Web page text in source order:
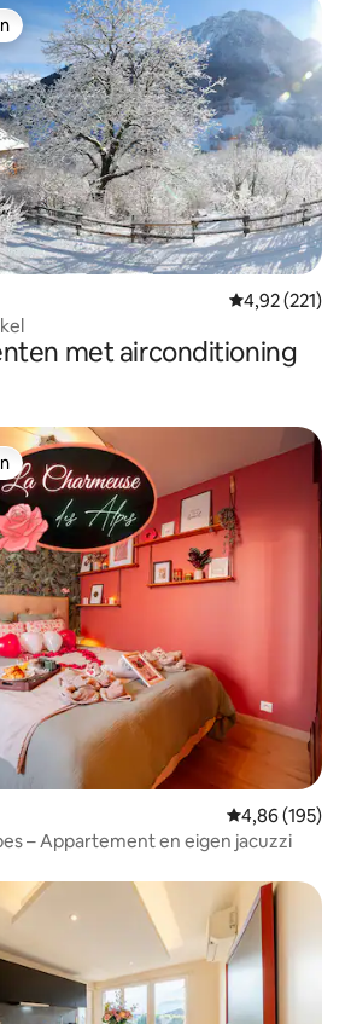
Gemiddelde
4,92 (221)
met airconditioning
Gemiddelde
4,86 (195)
– Appartement en eigen jacuzzi